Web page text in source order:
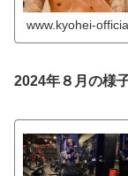
www.kyohei-
2024年８月の様